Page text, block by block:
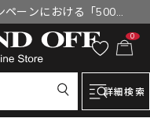
ペーンにおける「500円
補填について
0
詳細検索